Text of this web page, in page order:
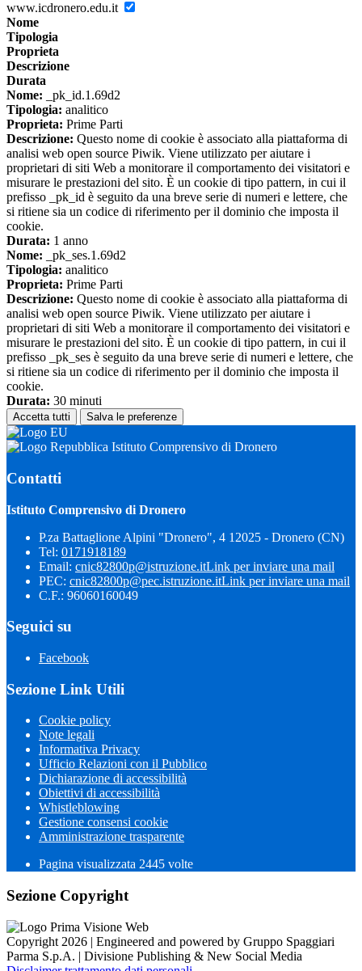
www.icdronero.edu.it
Nome
Tipologia
Proprieta
Descrizione
Durata
Nome: _pk_id.1.69d2
Tipologia: analitico
Proprieta: Prime Parti
Descrizione: Questo nome di cookie è associato alla piattaforma di
analisi web open source Piwik. Viene utilizzato per aiutare i
proprietari di siti Web a monitorare il comportamento dei visitatori e
misurare le prestazioni del sito. È un cookie di tipo pattern, in cui il
prefisso _pk_id è seguito da una breve serie di numeri e lettere, che
si ritiene sia un codice di riferimento per il dominio che imposta il
cookie.
Durata: 1 anno
Nome: _pk_ses.1.69d2
Tipologia: analitico
Proprieta: Prime Parti
Descrizione: Questo nome di cookie è associato alla piattaforma di
analisi web open source Piwik. Viene utilizzato per aiutare i
proprietari di siti Web a monitorare il comportamento dei visitatori e
misurare le prestazioni del sito. È un cookie di tipo pattern, in cui il
prefisso _pk_ses è seguito da una breve serie di numeri e lettere, che
si ritiene sia un codice di riferimento per il dominio che imposta il
cookie.
Durata: 30 minuti
Accetta tutti Salva le preferenze
Istituto Comprensivo di Dronero
Contatti
Istituto Comprensivo di Dronero
P.za Battaglione Alpini "Dronero", 4 12025 - Dronero (CN)
Tel: 0171918189
Email: cnic82800p@istruzione.itLink per inviare una mail
PEC: cnic82800p@pec.istruzione.itLink per inviare una mail
C.F.: 96060160049
Seguici su
Facebook
Sezione Link Utili
Cookie policy
Note legali
Informativa Privacy
Ufficio Relazioni con il Pubblico
Dichiarazione di accessibilità
Obiettivi di accessibilità
Whistleblowing
Gestione consensi cookie
Amministrazione trasparente
Pagina visualizzata 2445 volte
Sezione Copyright
Copyright 2026 | Engineered and powered by Gruppo Spaggiari
Parma S.p.A. | Divisione Publishing & New Social Media